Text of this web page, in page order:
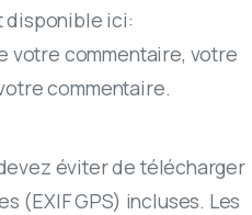
disponible ici:
votre commentaire, votre
commentaire.
éviter de télécharger
(EXIF GPS) incluses. Les